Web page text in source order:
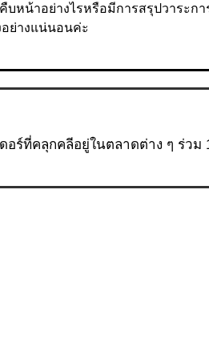
หน้าอย่างไรหรือมีการสรุปวาระก
ย่างแน่นอนค่ะ
อร์ที่คลุกคลีอยู่ในตลาดต่าง ๆ ร่ว